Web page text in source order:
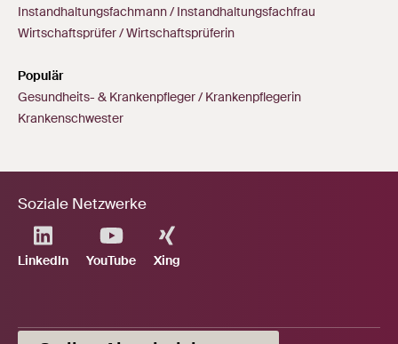
Instandhaltungsfachmann / Instandhaltungsfachfrau
Wirtschaftsprüfer / Wirtschaftsprüferin
Populär
Gesundheits- & Krankenpfleger / Krankenpflegerin
Krankenschwester
Soziale Netzwerke
LinkedIn YouTube Xing